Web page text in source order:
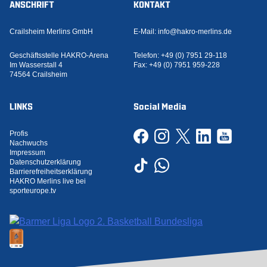
ANSCHRIFT
Crailsheim Merlins GmbH
Geschäftsstelle HAKRO-Arena
Im Wasserstall 4
74564 Crailsheim
KONTAKT
E-Mail: info@hakro-merlins.de
Telefon: +49 (0) 7951 29-118
Fax: +49 (0) 7951 959-228
LINKS
Profis
Nachwuchs
Impressum
Datenschutzerklärung
Barrierefreiheitserklärung
HAKRO Merlins live bei
sporteurope.tv
Social Media